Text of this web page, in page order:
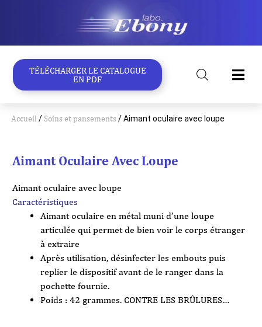
TÉLÉCHARGER LE CATALOGUE
EN PDF
Accueil / Soins et pansements / Aimant oculaire avec loupe
Aimant Oculaire Avec Loupe
Aimant oculaire avec loupe
Caractéristiques
Aimant oculaire en métal muni d’une loupe
articulée qui permet de bien voir le corps étranger
à extraire
Après utilisation, désinfecter les embouts puis
replier le dispositif avant de le ranger dans la
pochette fournie.
Poids : 42 grammes. CONTRE LES BRÛLURES…